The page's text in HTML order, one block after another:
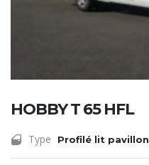
HOBBY T 65 HFL
Type Profilé lit pavillon